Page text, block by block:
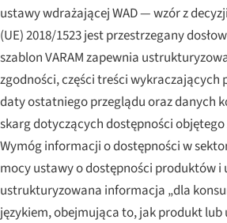
ustawy wdrażającej WAD — wzór z
(UE) 2018/1523 jest przestrzegany
szablon VARAM zapewnia
zgodności, części treści wykraczających
daty ostatniego przeglądu oraz danych
skarg dotyczących dostępności
Wymóg informacji o dostępności w
mocy ustawy o dostępności produktów i
ustrukturyzowana informacja „dla
językiem, obejmująca to, jak produkt lub